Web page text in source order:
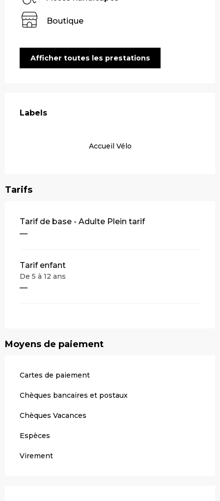
Boutique
Afficher toutes les prestations
Labels
Labels
Accueil Vélo
Tarifs
Tarifs 2026
Tarif de base - Adulte Plein tarif
—
Tarif enfant
De 5 à 12 ans
—
Moyens de paiement
Cartes de paiement
Chèques bancaires et postaux
Chèques Vacances
Espèces
Virement